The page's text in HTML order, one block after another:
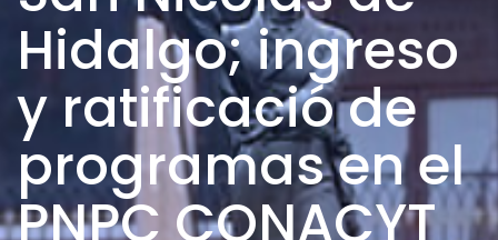
Hidalgo; ingreso
y ratificació de
programas en el
PNPC CONACYT